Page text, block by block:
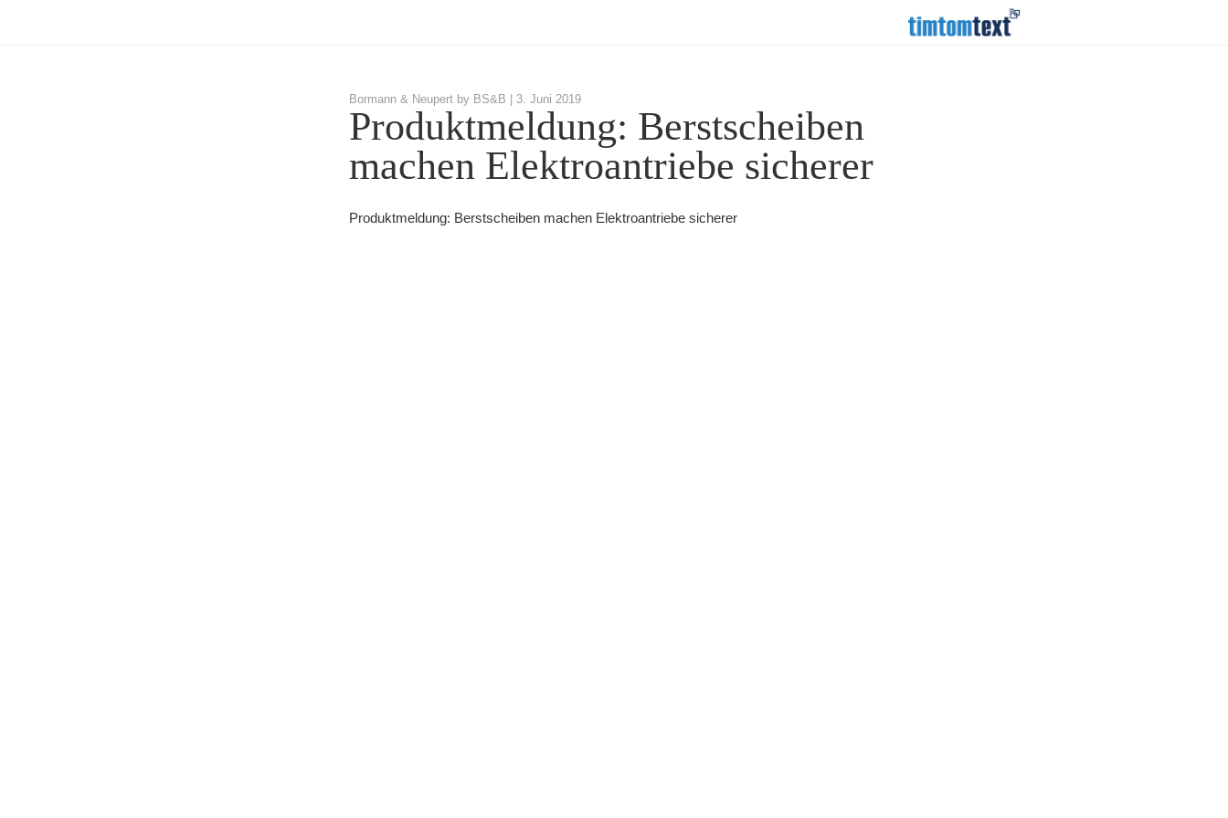
Bormann & Neupert by BS&B | 3. Juni 2019
Produktmeldung: Berstscheiben
machen Elektroantriebe sicherer
Produktmeldung: Berstscheiben machen Elektroantriebe sicherer